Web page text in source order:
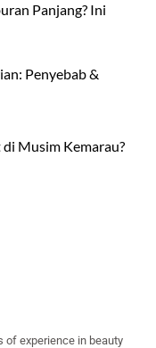
Panjang? Ini
Penyebab &
Musim Kemarau?
of experience in beauty